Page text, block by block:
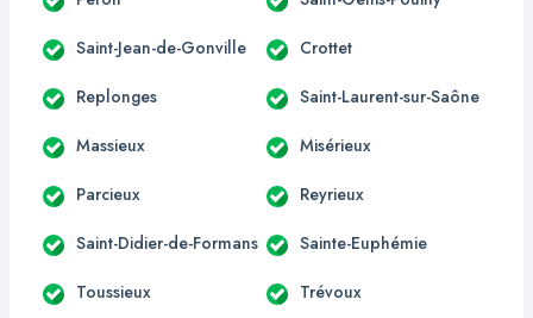
Saint-Jean-de-Gonville Crottet
Replonges Saint-Laurent-sur-Saône
Massieux Misérieux
Parcieux Reyrieux
Saint-Didier-de-Formans Sainte-Euphémie
Toussieux Trévoux